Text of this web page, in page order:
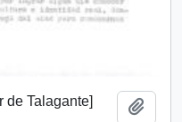
de Talagante]